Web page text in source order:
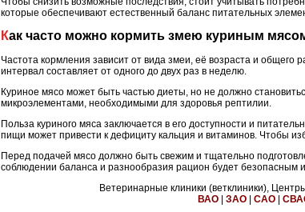
которые обеспечивают естественный баланс питательных
Как часто можно кормить змею куриным
Частота кормления зависит от вида змеи, её возраста и
интервал составляет от одного до двух раз в неделю.
Куриное мясо может быть частью диеты, но не должно
микроэлементами, необходимыми для здоровья рептилии.
Польза куриного мяса заключается в его доступности и
пищи может привести к дефициту кальция и витаминов. Чтобы
Перед подачей мясо должно быть свежим и тщательно
соблюдении баланса и разнообразия рацион будет безопасным
Ветеринарные клиники (ветклиники),
ВАО | ЗАО | САО |